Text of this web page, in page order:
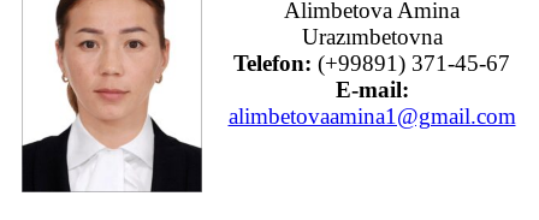
Alimbetova Amina
Urazımbetovna
Telefon: (+99891) 371-45-67
E-mail:
alimbetovaamina1@gmail.com